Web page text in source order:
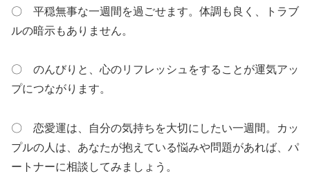
〇 平穏無事な一週間を過ごせます。体調も良く、トラブ
ルの暗示もありません。
〇 のんびりと、心のリフレッシュをすることが運気アッ
プにつながります。
〇 恋愛運は、自分の気持ちを大切にしたい一週間。カッ
プルの人は、あなたが抱えている悩みや問題があれば、パ
ートナーに相談してみましょう。